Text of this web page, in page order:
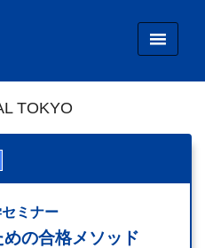
ミナー
の合格メソッド